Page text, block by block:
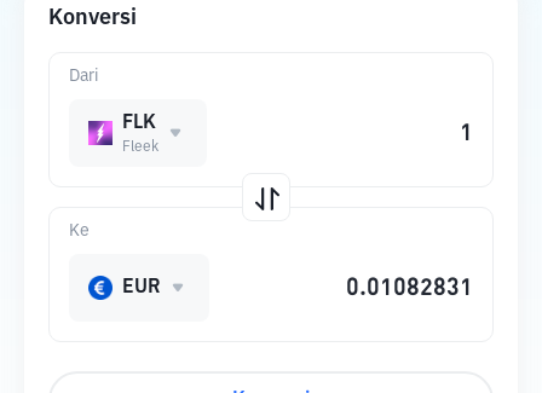
Konversi
Dari
FLK
Fleek
Ke
EUR